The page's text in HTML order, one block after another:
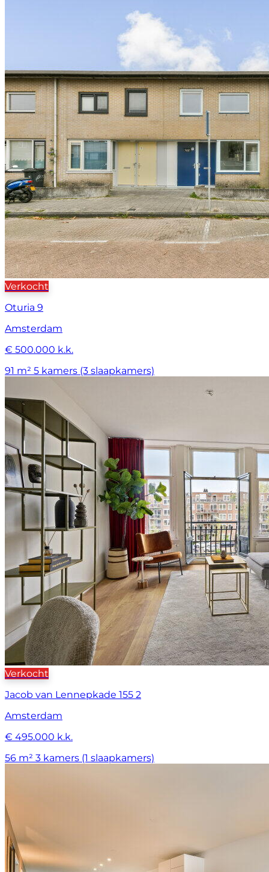
Verkocht
Oturia 9
Amsterdam
€ 500.000 k.k.
91 m² 5 kamers (3 slaapkamers)
Verkocht
Jacob van Lennepkade 155 2
Amsterdam
€ 495.000 k.k.
56 m² 3 kamers (1 slaapkamers)